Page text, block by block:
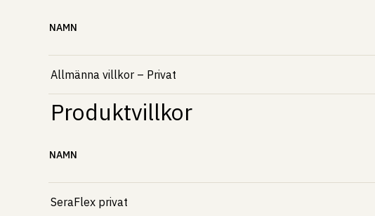
NAMN
Allmänna villkor – Privat
Produktvillkor
NAMN
SeraFlex privat